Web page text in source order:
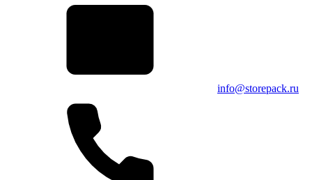
info@storepack.ru